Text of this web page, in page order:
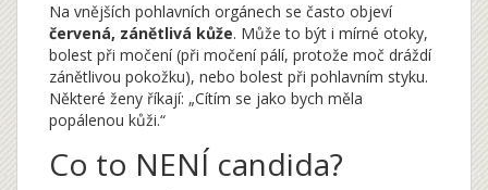
Na vnějších pohlavních orgánech se často objeví
červená, zánětlivá kůže. Může to být i mírné otoky,
bolest při močení (při močení pálí, protože moč dráždí
zánětlivou pokožku), nebo bolest při pohlavním styku.
Některé ženy říkají: „Cítím se jako bych měla
popálenou kůži.“
Co to NENÍ candida?